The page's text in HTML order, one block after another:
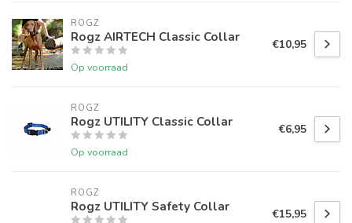
ROGZ
Rogz AIRTECH Classic Collar
Op voorraad
€10,95
ROGZ
Rogz UTILITY Classic Collar
Op voorraad
€6,95
ROGZ
Rogz UTILITY Safety Collar €15,95